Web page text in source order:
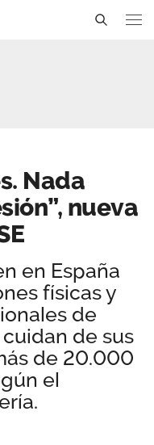
Nada
nueva
en España
físicas y
de
de sus
de 20.000
el